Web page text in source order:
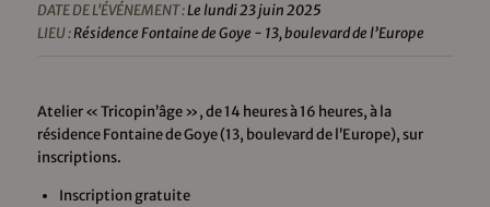
DATE DE L'ÉVÉNEMENT :Le lundi 23 juin 2025
LIEU :Résidence Fontaine de Goye - 13, boulevard de l’Europe
Atelier « Tricopin’âge », de 14 heures à 16 heures, à la
résidence Fontaine de Goye (13, boulevard de l’Europe), sur
inscriptions.
Inscription gratuite